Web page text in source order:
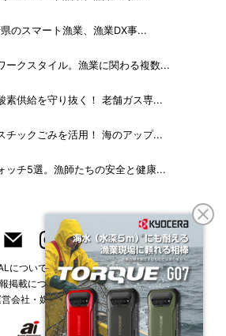
のスマート漁業、漁業DX事...
ークスタイル。漁業に関わる複数...
素供給を守り抜く！ 老舗ガス専...
チックごみを活用！ 海のアップ...
ッチ5選。漁師たちの安全と健康...
について
フリーマガジンはこちら
掲載について お問い合わせ
採用情報
会社・媒体一覧 For overseas customers